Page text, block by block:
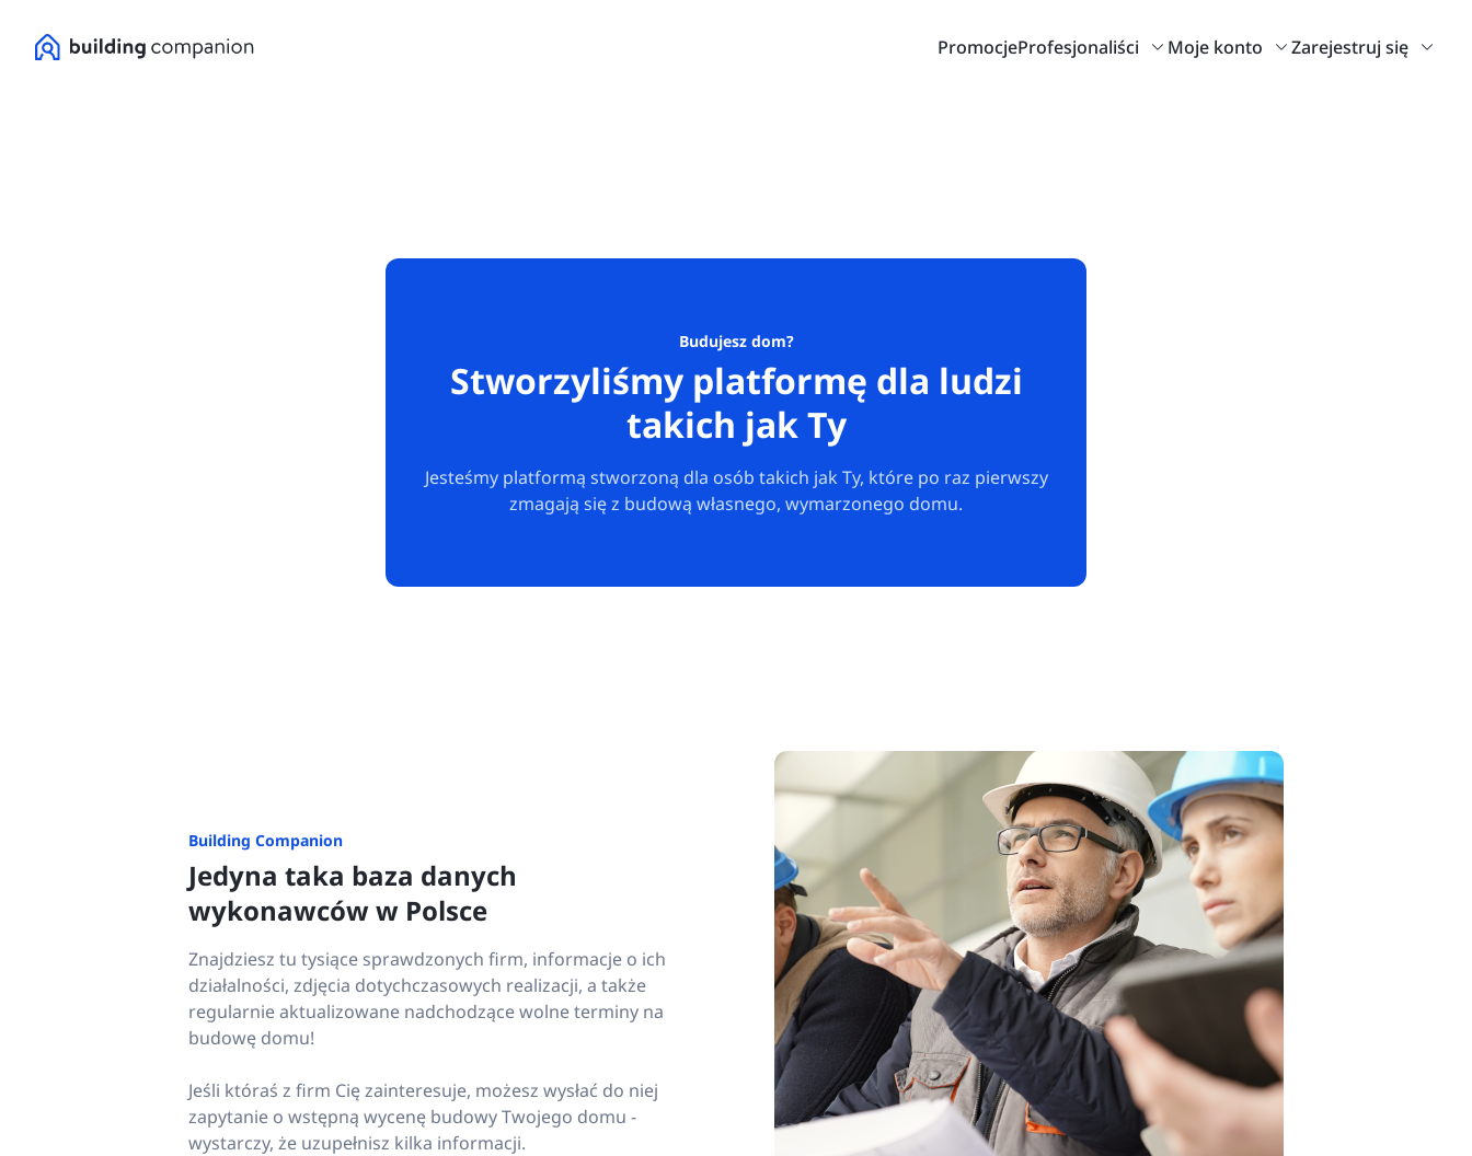
PromocjeProfesjonaliści Moje konto Zarejestruj się
Budujesz dom?
Stworzyliśmy platformę dla ludzi
takich jak Ty
Jesteśmy platformą stworzoną dla osób takich jak Ty, które po raz pierwszy
zmagają się z budową własnego, wymarzonego domu.
Building Companion
Jedyna taka baza danych
wykonawców w Polsce
Znajdziesz tu tysiące sprawdzonych firm, informacje o ich
działalności, zdjęcia dotychczasowych realizacji, a także
regularnie aktualizowane nadchodzące wolne terminy na
budowę domu!
Jeśli któraś z firm Cię zainteresuje, możesz wysłać do niej
zapytanie o wstępną wycenę budowy Twojego domu -
wystarczy, że uzupełnisz kilka informacji.